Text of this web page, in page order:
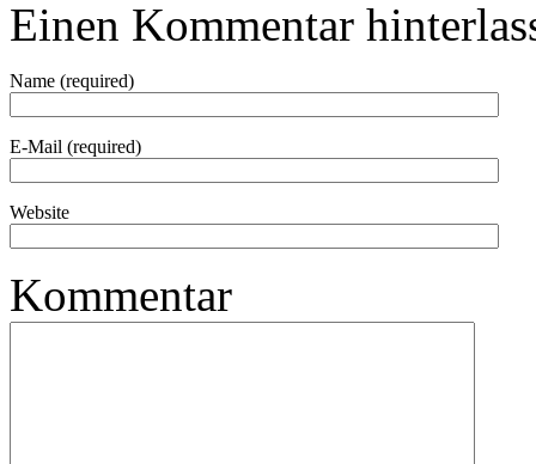
Einen Kommentar
Name (required)
E-Mail (required)
Website
Kommentar